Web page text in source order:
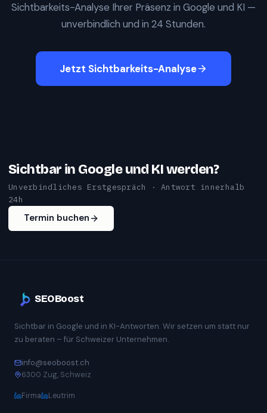
Sichtbarkeits-Analyse Ihrer Präsenz in Google und KI —
unverbindlich und in 24 Stunden.
Jetzt Sichtbarkeits-Analyse
Sichtbar in Google und KI werden?
Unverbindliches Erstgespräch · Antwort innerhalb
24h
Termin buchen
SEOBoost
Sichtbar in Google und in KI-Antworten. Wir setzen um statt nur
zu beraten – für Schweizer Unternehmen.
info@seoboost.ch
6300 Zug, Schweiz
Firma Leutrim